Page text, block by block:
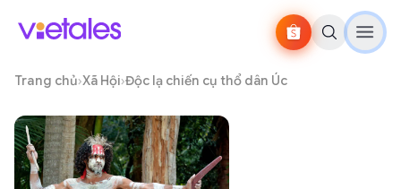
Trang chủ›Xã Hội›Độc lạ chiến cụ thổ dân Úc